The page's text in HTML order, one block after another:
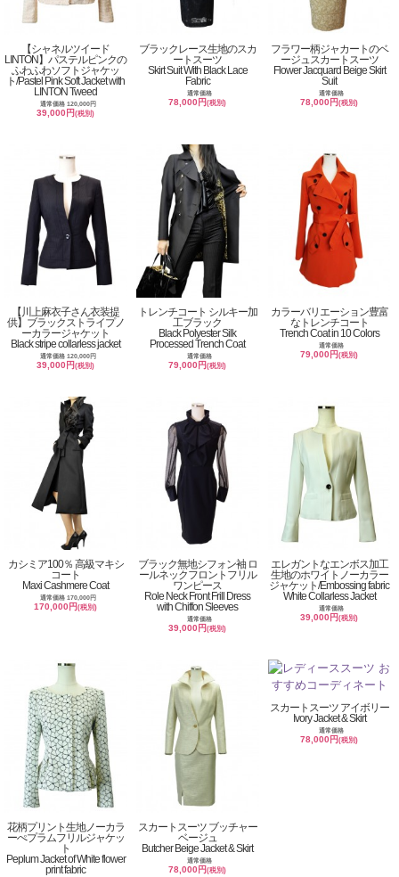
【シャネルツイード
LINTON】パステルピンクの
ふわふわソフトジャケッ
ト/Pastel Pink Soft Jacket with
LINTON Tweed
通常価格 120,000円
39,000円(税別)
ブラックレース生地のスカ
ートスーツ
Skirt Suit With Black Lace
Fabric
通常価格
78,000円(税別)
フラワー柄ジャカートのベ
ージュスカートスーツ
Flower Jacquard Beige Skirt
Suit
通常価格
78,000円(税別)
【川上麻衣子さん衣装提
供】ブラックストライプノ
ーカラージャケット
Black stripe collarless jacket
通常価格 120,000円
39,000円(税別)
トレンチコート シルキー加
工ブラック
Black Polyester Silk
Processed Trench Coat
通常価格
79,000円(税別)
カラーバリエーション豊富
なトレンチコート
Trench Coat in 10 Colors
通常価格
79,000円(税別)
カシミア100％ 高級マキシ
コート
Maxi Cashmere Coat
通常価格 170,000円
170,000円(税別)
ブラック無地シフォン袖 ロ
ールネックフロントフリル
ワンピース
Role Neck Front Frill Dress
with Chiffon Sleeves
通常価格
39,000円(税別)
エレガントなエンボス加工
生地のホワイトノーカラー
ジャケット/Embossing fabric
White Collarless Jacket
通常価格
39,000円(税別)
花柄プリント生地ノーカラ
ーぺプラムフリルジャケッ
ト
Peplum Jacket of White flower
print fabric
スカートスーツ ブッチャー
ベージュ
Butcher Beige Jacket & Skirt
通常価格
78,000円(税別)
スカートスーツ アイボリー
Ivory Jacket & Skirt
通常価格
78,000円(税別)